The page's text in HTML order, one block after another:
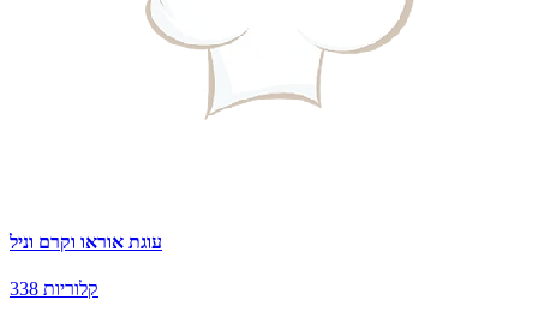
עוגת אוראו וקרם וניל
338 קלוריות